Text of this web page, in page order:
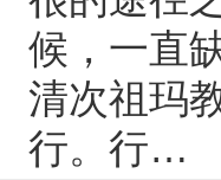
候，一直
清次祖玛
行。行…